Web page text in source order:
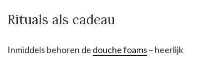
Rituals als cadeau
Inmiddels behoren de douche foams – heerlijk